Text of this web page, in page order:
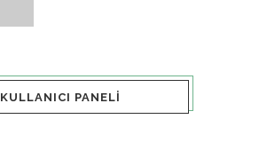
KULLANICI PANELI